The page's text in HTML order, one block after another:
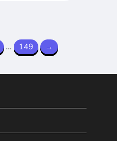
... 149 →